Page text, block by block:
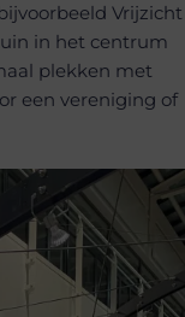
Vrijzicht
in het centrum
plekken met
een vereniging of